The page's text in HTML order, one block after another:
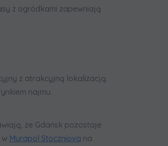
z ogródkami zapewniają
z atrakcyjną lokalizacją.
najmu.
że Gdańsk pozostaje
Murapol Stoczniova na